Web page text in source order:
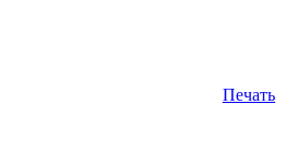
Печать